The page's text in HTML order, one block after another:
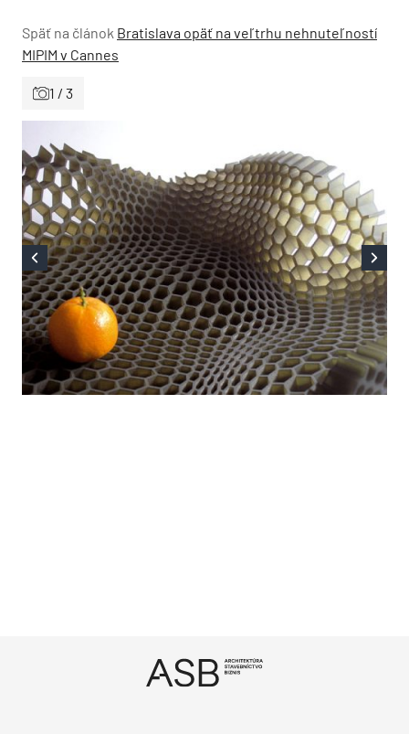
Späť na článok Bratislava opäť na veľtrhu nehnuteľností
MIPIM v Cannes
1 / 3